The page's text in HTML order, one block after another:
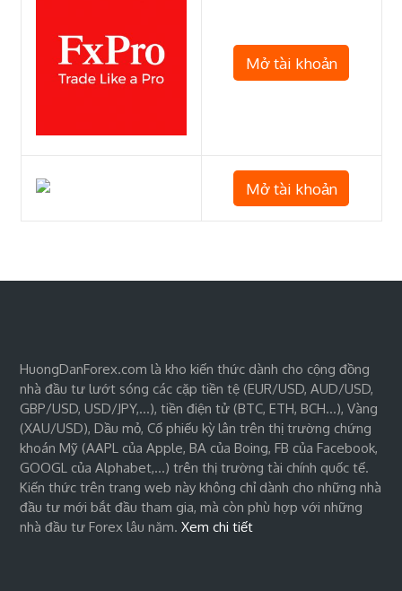
Mở tài khoản
Mở tài khoản
HuongDanForex.com là kho kiến thức dành cho cộng đồng
nhà đầu tư lướt sóng các cặp tiền tệ (EUR/USD, AUD/USD,
GBP/USD, USD/JPY,…), tiền điện tử (BTC, ETH, BCH…), Vàng
(XAU/USD), Dầu mỏ, Cổ phiếu kỳ lân trên thị trường chứng
khoán Mỹ (AAPL của Apple, BA của Boing, FB của Facebook,
GOOGL của Alphabet,…) trên thị trường tài chính quốc tế.
Kiến thức trên trang web này không chỉ dành cho những nhà
đầu tư mới bắt đầu tham gia, mà còn phù hợp với những
nhà đầu tư Forex lâu năm.Xem chi tiết